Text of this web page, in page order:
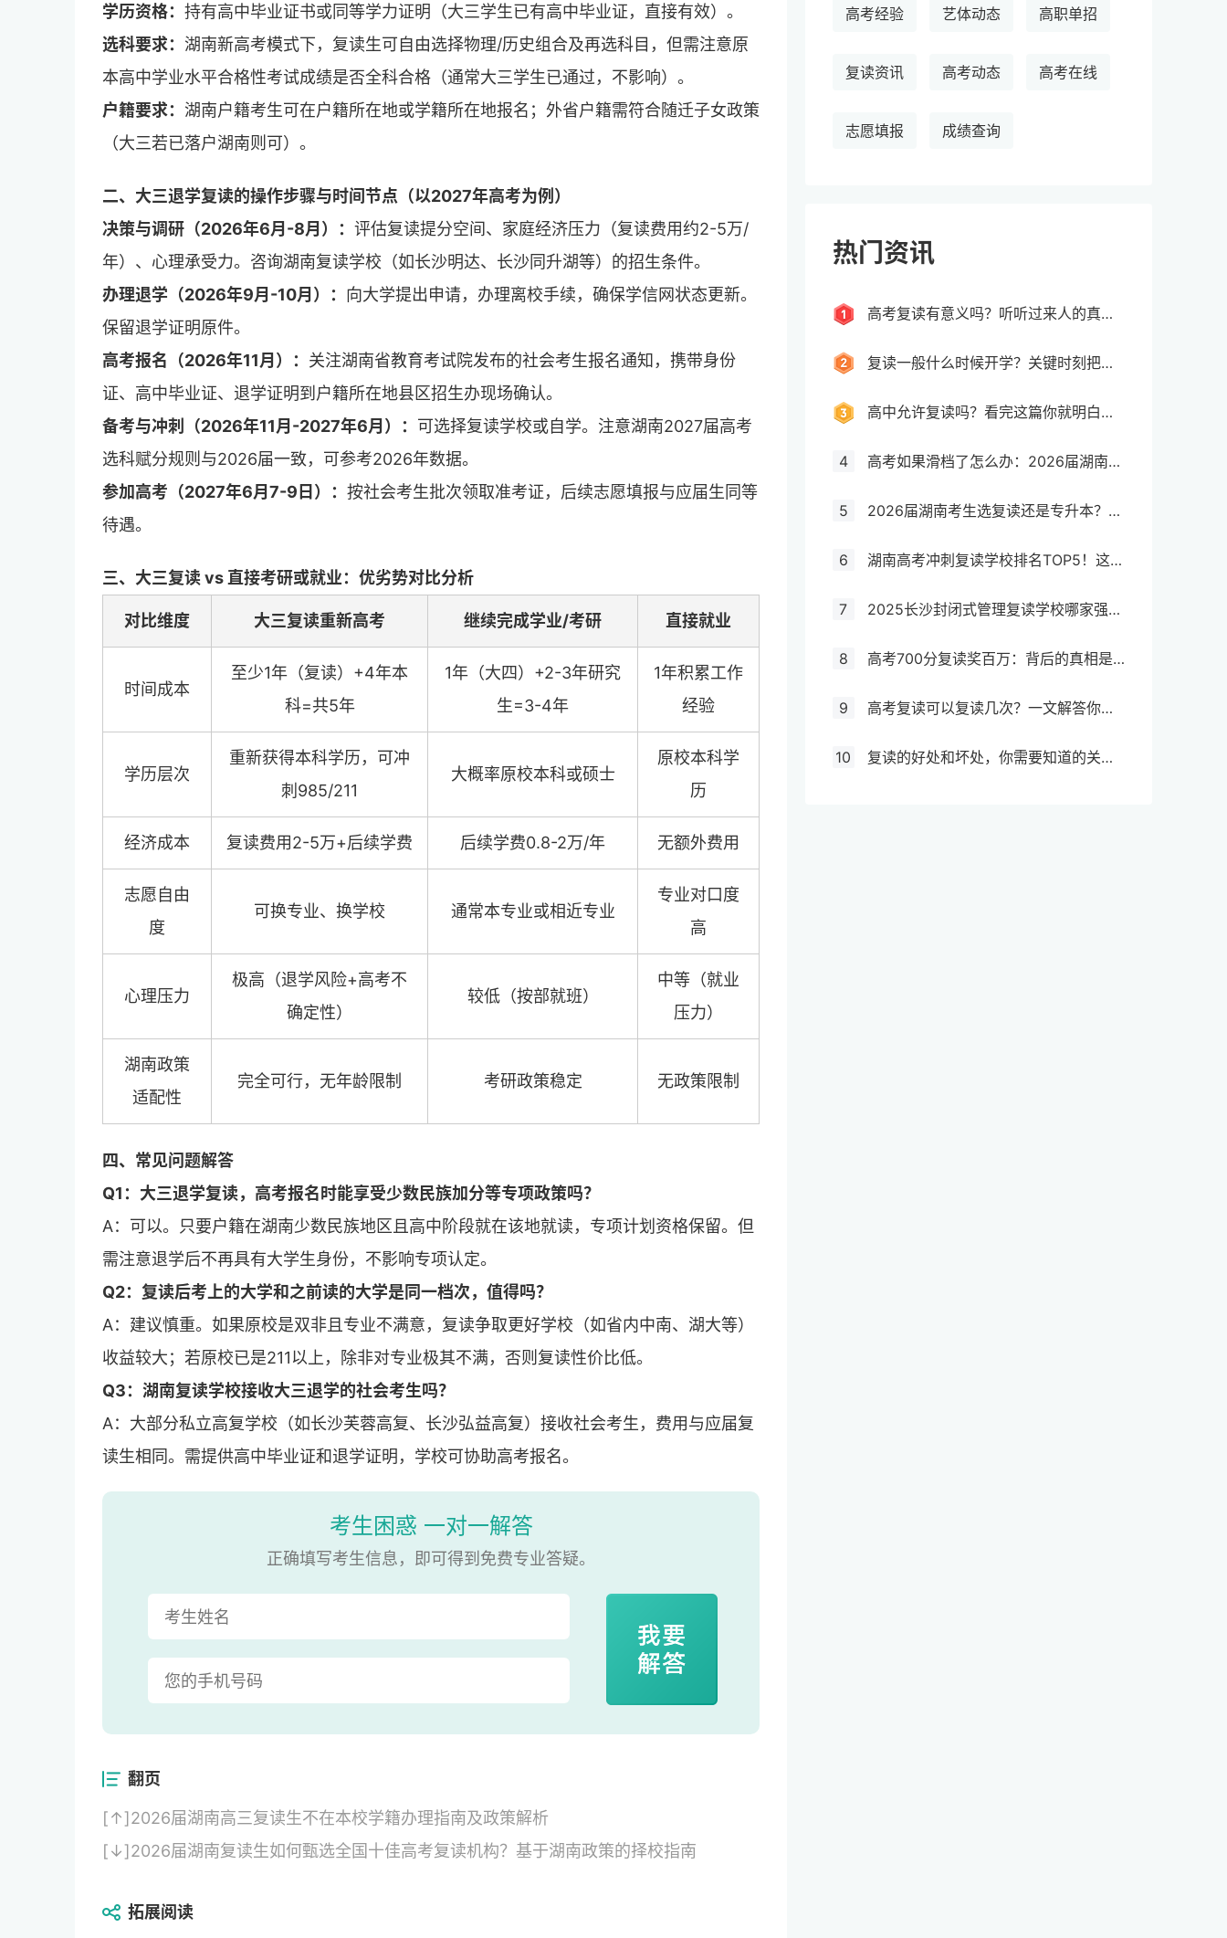
学历资格： 持有高中毕业证书或同等学力证明（大三学生已有高中毕业证，直接有效）。
选科要求： 湖南新高考模式下，复读生可自由选择物理/历史组合及再选科目，但需注意原
本高中学业水平合格性考试成绩是否全科合格（通常大三学生已通过，不影响）。
户籍要求： 湖南户籍考生可在户籍所在地或学籍所在地报名；外省户籍需符合随迁子女政策
（大三若已落户湖南则可）。
二、大三退学复读的操作步骤与时间节点（以2027年高考为例）
决策与调研（2026年6月-8月）： 评估复读提分空间、家庭经济压力（复读费用约2-5万/
年）、心理承受力。咨询湖南复读学校（如长沙明达、长沙同升湖等）的招生条件。
办理退学（2026年9月-10月）： 向大学提出申请，办理离校手续，确保学信网状态更新。
保留退学证明原件。
高考报名（2026年11月）： 关注湖南省教育考试院发布的社会考生报名通知，携带身份
证、高中毕业证、退学证明到户籍所在地县区招生办现场确认。
备考与冲刺（2026年11月-2027年6月）： 可选择复读学校或自学。注意湖南2027届高考
选科赋分规则与2026届一致，可参考2026年数据。
参加高考（2027年6月7-9日）： 按社会考生批次领取准考证，后续志愿填报与应届生同等
待遇。
三、大三复读 vs 直接考研或就业：优劣势对比分析
对比维度 大三复读重新高考 继续完成学业/考研 直接就业
时间成本
至少1年（复读）+4年本
科=共5年
1年（大四）+2-3年研究
生=3-4年
1年积累工作
经验
学历层次
重新获得本科学历，可冲
刺985/211
大概率原校本科或硕士
原校本科学
历
经济成本 复读费用2-5万+后续学费 后续学费0.8-2万/年 无额外费用
志愿自由
度
可换专业、换学校 通常本专业或相近专业
专业对口度
高
心理压力
极高（退学风险+高考不
确定性）
较低（按部就班）
中等（就业
压力）
湖南政策
适配性
完全可行，无年龄限制 考研政策稳定 无政策限制
四、常见问题解答
Q1：大三退学复读，高考报名时能享受少数民族加分等专项政策吗？
A：可以。只要户籍在湖南少数民族地区且高中阶段就在该地就读，专项计划资格保留。但
需注意退学后不再具有大学生身份，不影响专项认定。
Q2：复读后考上的大学和之前读的大学是同一档次，值得吗？
A：建议慎重。如果原校是双非且专业不满意，复读争取更好学校（如省内中南、湖大等）
收益较大；若原校已是211以上，除非对专业极其不满，否则复读性价比低。
Q3：湖南复读学校接收大三退学的社会考生吗？
A：大部分私立高复学校（如长沙芙蓉高复、长沙弘益高复）接收社会考生，费用与应届复
读生相同。需提供高中毕业证和退学证明，学校可协助高考报名。
考生困惑 一对一解答
正确填写考生信息，即可得到免费专业答疑。
翻页
[↑]2026届湖南高三复读生不在本校学籍办理指南及政策解析
[↓]2026届湖南复读生如何甄选全国十佳高考复读机构？基于湖南政策的择校指南
拓展阅读
高考经验 艺体动态 高职单招
复读资讯 高考动态 高考在线
志愿填报 成绩查询
热门资讯
高考复读有意义吗？听听过来人的真实经历！
复读一般什么时候开学？关键时刻把握机会！
高中允许复读吗？看完这篇你就明白了！
4 高考如果滑档了怎么办：2026届湖南考生复读与征集志愿全攻略
5 2026届湖南考生选复读还是专升本？从政策、时间、学历含金量三维度深度解析
6 湖南高考冲刺复读学校排名TOP5！这些学校提分最猛！
7 2025长沙封闭式管理复读学校哪家强？深度解析10大名校特点
8 高考700分复读奖百万：背后的真相是什么？
9 高考复读可以复读几次？一文解答你的疑惑！
10 复读的好处和坏处，你需要知道的关键信息